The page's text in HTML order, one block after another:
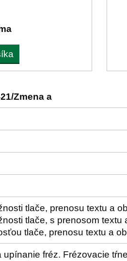
Zmena a
tlače, prenosu textu a
tlače, s prenosom textu
tlače, prenosu textu a
upínanie fréz. Frézovacie